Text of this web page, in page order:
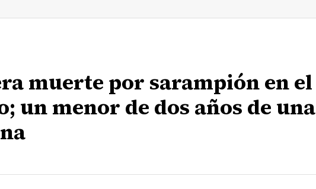
muerte por sarampión en el
un menor de dos años de una